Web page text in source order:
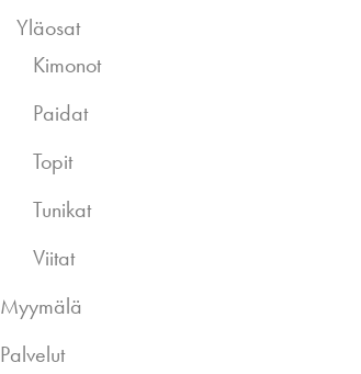
Yläosat
Kimonot
Paidat
Topit
Tunikat
Viitat
Myymälä
Palvelut